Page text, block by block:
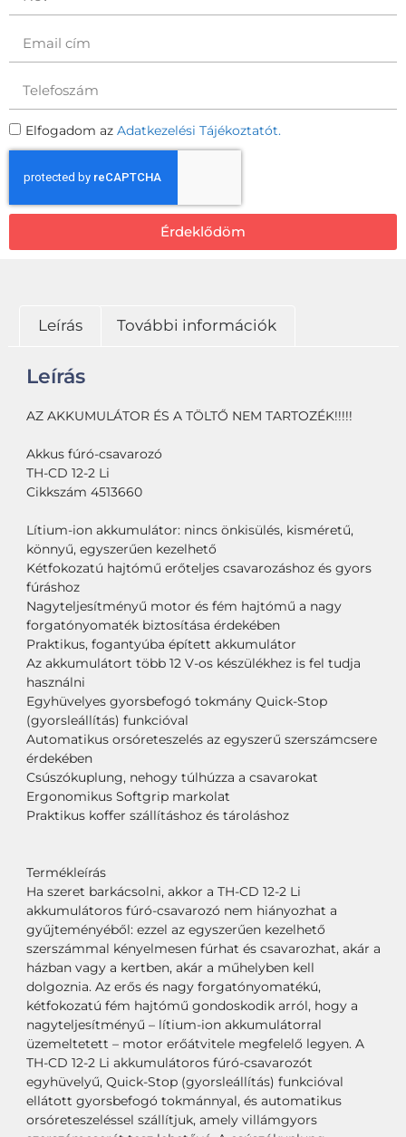
Elfogadom az Adatkezelési Tájékoztatót.
Érdeklődöm
Leírás További információk
Leírás
AZ AKKUMULÁTOR ÉS A TÖLTŐ NEM TARTOZÉK!!!!!
Akkus fúró-csavarozó
TH-CD 12-2 Li
Cikkszám 4513660
Lítium-ion akkumulátor: nincs önkisülés, kisméretű,
könnyű, egyszerűen kezelhető
Kétfokozatú hajtómű erőteljes csavarozáshoz és gyors
fúráshoz
Nagyteljesítményű motor és fém hajtómű a nagy
forgatónyomaték biztosítása érdekében
Praktikus, fogantyúba épített akkumulátor
Az akkumulátort több 12 V-os készülékhez is fel tudja
használni
Egyhüvelyes gyorsbefogó tokmány Quick-Stop
(gyorsleállítás) funkcióval
Automatikus orsóreteszelés az egyszerű szerszámcsere
érdekében
Csúszókuplung, nehogy túlhúzza a csavarokat
Ergonomikus Softgrip markolat
Praktikus koffer szállításhoz és tároláshoz
Termékleírás
Ha szeret barkácsolni, akkor a TH-CD 12-2 Li
akkumulátoros fúró-csavarozó nem hiányozhat a
gyűjteményéből: ezzel az egyszerűen kezelhető
szerszámmal kényelmesen fúrhat és csavarozhat, akár a
házban vagy a kertben, akár a műhelyben kell
dolgoznia. Az erős és nagy forgatónyomatékú,
kétfokozatú fém hajtómű gondoskodik arról, hogy a
nagyteljesítményű – lítium-ion akkumulátorral
üzemeltetett – motor erőátvitele megfelelő legyen. A
TH-CD 12-2 Li akkumulátoros fúró-csavarozót
egyhüvelyű, Quick-Stop (gyorsleállítás) funkcióval
ellátott gyorsbefogó tokmánnyal, és automatikus
orsóreteszeléssel szállítjuk, amely villámgyors